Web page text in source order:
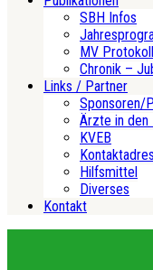
SBH Infos
MV
Chronik –
Links / Partner
Sponsoren/
Ärzte in den
KVEB
Hilfsmittel
Diverses
Kontakt